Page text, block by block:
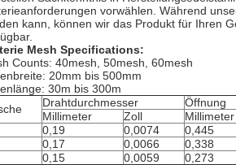
vorwählen. Während
kann, können wir das Produkt für Ihren
Mesh Specifications:
Counts: 40mesh, 50mesh, 60mesh
20mm bis 500mm
30m bis 300m
Drahtdurchmesser Öffnung
Millimeter
Zoll Millimeter
0,19
0,0074 0,445
0,17
0,0066 0,338
0,15
0,0059 0,273